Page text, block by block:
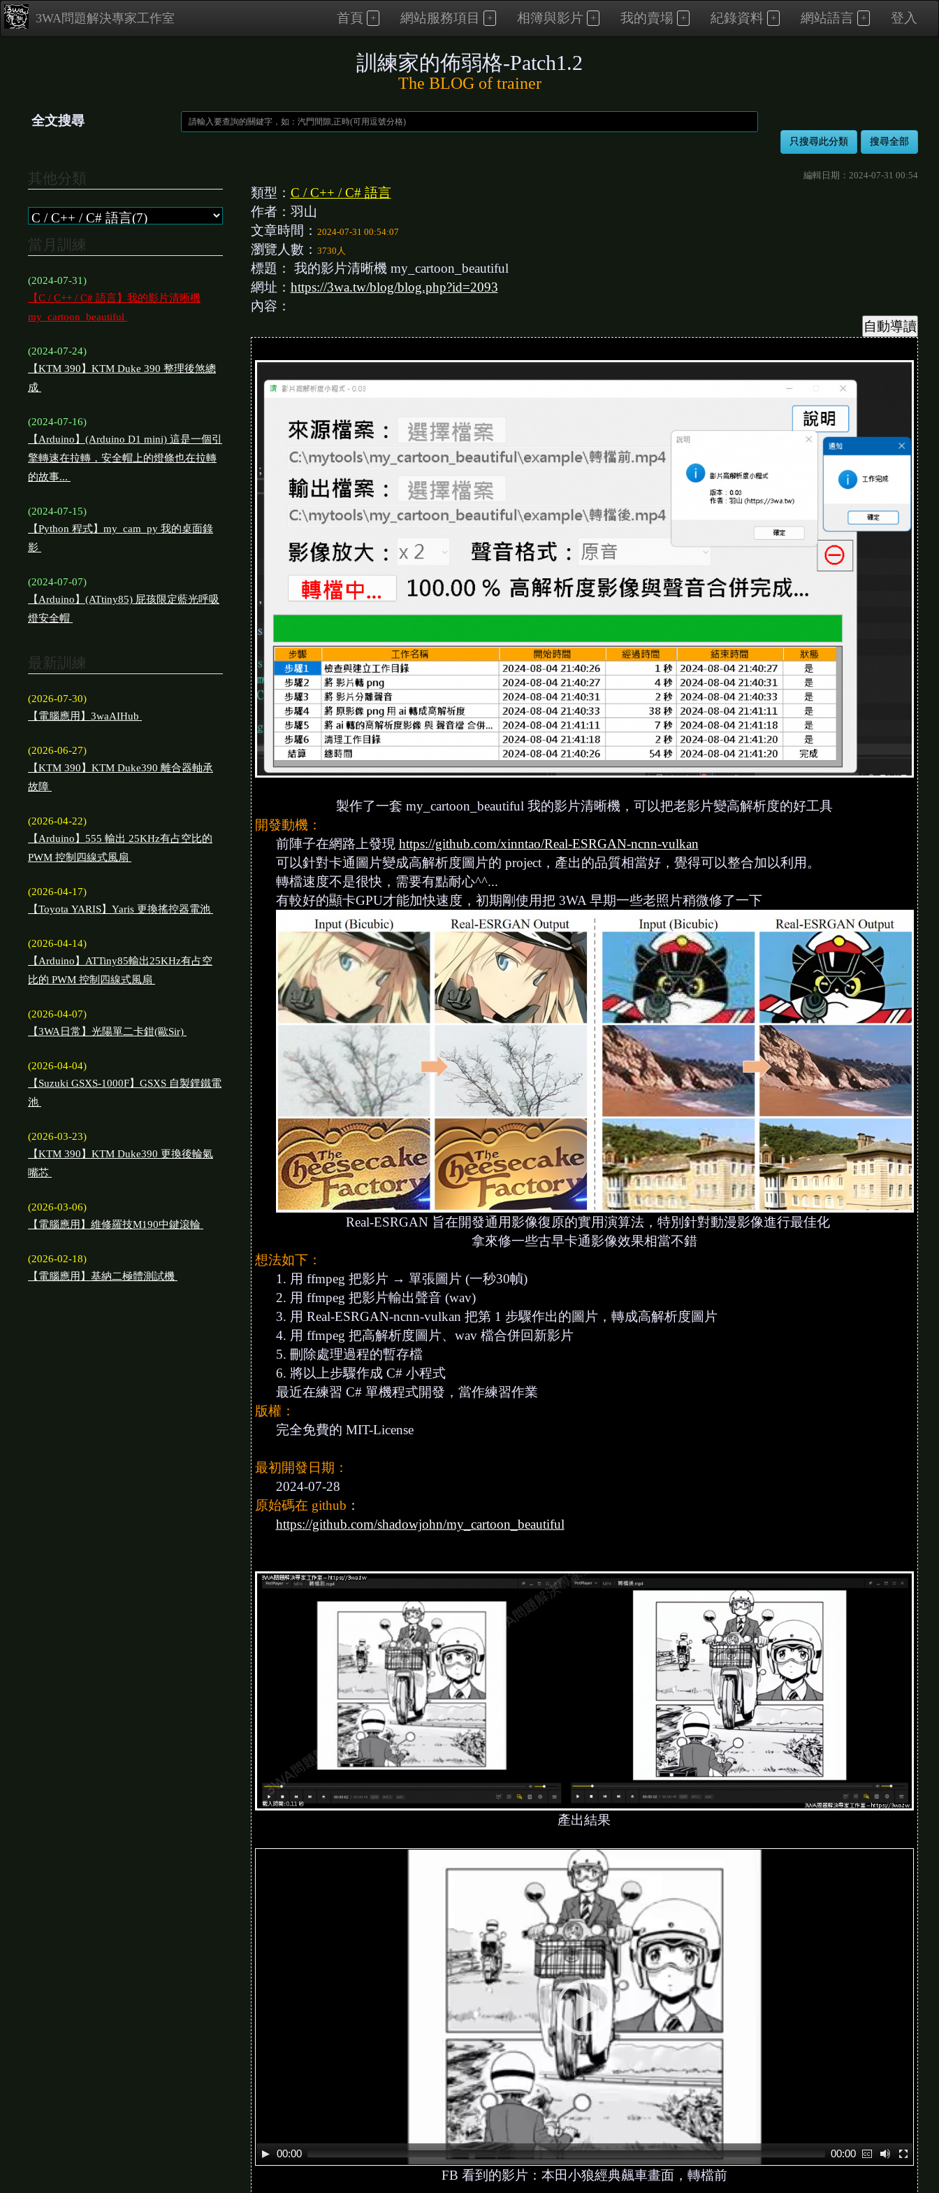
3WA問題解決專家工作室 首頁 網站服務項目 相簿與影片 我的賣場 紀錄資料 網站語言 登入
訓練家的佈弱格-Patch1.2
The BLOG of trainer
全文搜尋
編輯日期：2024-07-31 00:54
類型： C / C++ / C# 語言
作者：羽山
文章時間： 2024-07-31 00:54:07
瀏覽人數： 3730人
標題： 我的影片清晰機 my_cartoon_beautiful
網址： https://3wa.tw/blog/blog.php?id=2093
內容：
製作了一套 my_cartoon_beautiful 我的影片清晰機，可以把老影片變高解析度的好工具
開發動機：
前陣子在網路上發現 https://github.com/xinntao/Real-ESRGAN-ncnn-vulkan
可以針對卡通圖片變成高解析度圖片的 project，產出的品質相當好，覺得可以整合加以利用。
轉檔速度不是很快，需要有點耐心^^...
有較好的顯卡GPU才能加快速度，初期剛使用把 3WA 早期一些老照片稍微修了一下
Real-ESRGAN 旨在開發通用影像復原的實用演算法，特別針對動漫影像進行最佳化
拿來修一些古早卡通影像效果相當不錯
想法如下：
1. 用 ffmpeg 把影片 → 單張圖片 (一秒30幀)
2. 用 ffmpeg 把影片輸出聲音 (wav)
3. 用 Real-ESRGAN-ncnn-vulkan 把第 1 步驟作出的圖片，轉成高解析度圖片
4. 用 ffmpeg 把高解析度圖片、wav 檔合併回新影片
5. 刪除處理過程的暫存檔
6. 將以上步驟作成 C# 小程式
最近在練習 C# 單機程式開發，當作練習作業
版權：
完全免費的 MIT-License
最初開發日期：
2024-07-28
原始碼在 github ：
https://github.com/shadowjohn/my_cartoon_beautiful
產出結果
V
i
d
e
o
P
l
a
y
e
r
00:00 00:00
FB 看到的影片：本田小狼經典飆車畫面，轉檔前
其他分類
當月訓練
(2024-07-31)
【C / C++ / C# 語言】我的影片清晰機
my_cartoon_beautiful
(2024-07-24)
【KTM 390】KTM Duke 390 整理後煞總
成
(2024-07-16)
【Arduino】(Arduino D1 mini) 這是一個引
擎轉速在拉轉，安全帽上的燈條也在拉轉
的故事...
(2024-07-15)
【Python 程式】my_cam_py 我的桌面錄
影
(2024-07-07)
【Arduino】(ATtiny85) 屁孩限定藍光呼吸
燈安全帽
最新訓練
(2026-07-30)
【電腦應用】3waAIHub
(2026-06-27)
【KTM 390】KTM Duke390 離合器軸承
故障
(2026-04-22)
【Arduino】555 輸出 25KHz有占空比的
PWM 控制四線式風扇
(2026-04-17)
【Toyota YARIS】Yaris 更換搖控器電池
(2026-04-14)
【Arduino】ATTiny85輸出25KHz有占空
比的 PWM 控制四線式風扇
(2026-04-07)
【3WA日常】光陽單二卡鉗(歐Sir)
(2026-04-04)
【Suzuki GSXS-1000F】GSXS 自製鋰鐵電
池
(2026-03-23)
【KTM 390】KTM Duke390 更換後輪氣
嘴芯
(2026-03-06)
【電腦應用】維修羅技M190中鍵滾輪
(2026-02-18)
【電腦應用】基納二極體測試機